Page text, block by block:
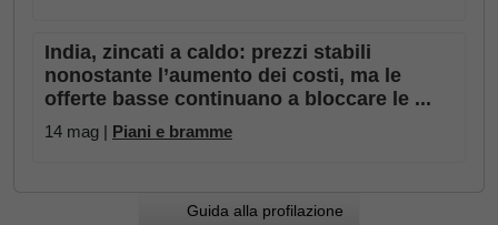
India, zincati a caldo: prezzi stabili
nonostante l’aumento dei costi, ma le
offerte basse continuano a bloccare le ...
14 mag | Piani e bramme
Guida alla profilazione